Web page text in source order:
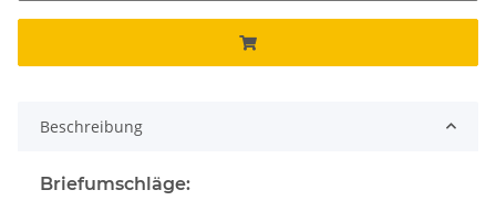
Beschreibung
Briefumschläge: